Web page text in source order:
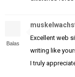
Balas
Excellent web
writing like
I truly